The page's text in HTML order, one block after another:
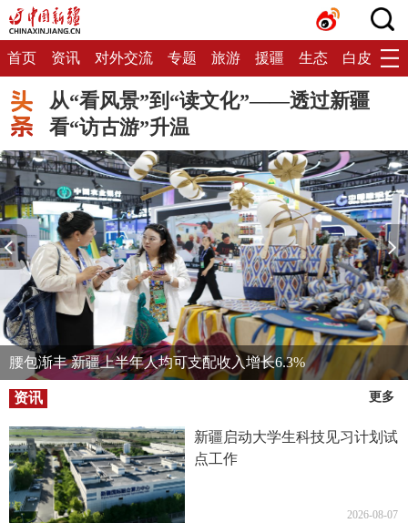
首页 资讯 对外交流 专题 旅游 援疆 生态 白皮书
从“看风景”到“读文化”——透过新疆
看“访古游”升温
腰包渐丰 新疆上半年人均可支配收入增长6.3%
资讯 更多
新疆启动大学生科技见习计划试
点工作
2026-08-07